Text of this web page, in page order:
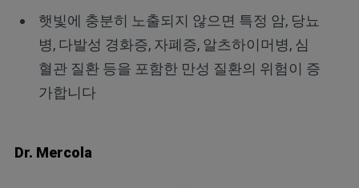
햇빛에 충분히 노출되지 않으면 특정 암, 당뇨
병, 다발성 경화증, 자폐증, 알츠하이머병, 심
혈관 질환 등을 포함한 만성 질환의 위험이 증
가합니다
Dr. Mercola